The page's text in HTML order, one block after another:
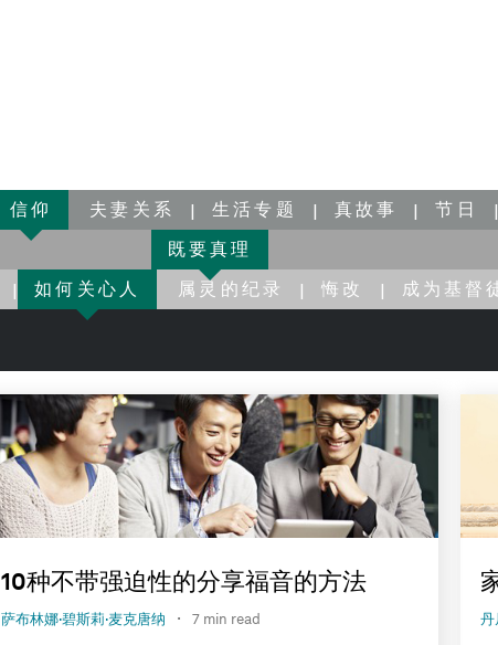
信仰 夫妻关系 生活专题 真故事 节日
既要真理
如何关心人 属灵的纪录 悔改 成为基督
10种不带强迫性的分享福音的方法
萨布林娜·碧斯莉·麦克唐纳 · 7 min read 丹